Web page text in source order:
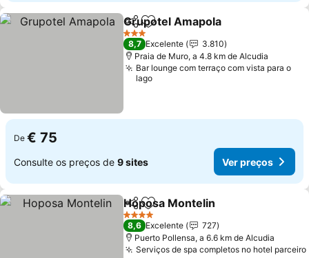
PartilharAdicionar aos favoritos
Grupotel Amapola
3 Estrelas
8,7 Excelente
3.810
Praia de Muro, a 4.8 km de Alcudia
Bar lounge com terraço com vista para o
lago
De € 75
Consulte os preços de 9 sites Ver preços
PartilharAdicionar aos favoritos
Hoposa Montelin
4 Estrelas
8,6 Excelente
727
Puerto Pollensa, a 6.6 km de Alcudia
Serviços de spa completos no hotel parceiro